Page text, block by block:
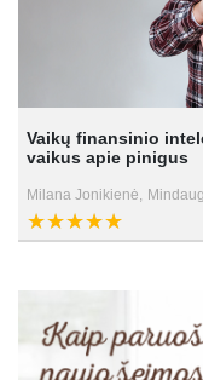
Vaikų finansinio
vaikus apie pinigus
Milana Jonikienė,